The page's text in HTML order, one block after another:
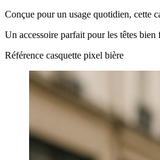
Conçue pour un usage quotidien, cette
Un accessoire parfait pour les têtes
Référence casquette pixel bière